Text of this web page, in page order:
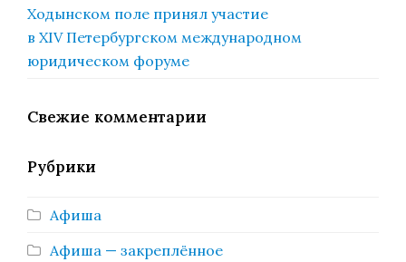
Ходынском поле принял участие
в XIV Петербургском международном
юридическом форуме
Свежие комментарии
Рубрики
Афиша
Афиша — закреплённое